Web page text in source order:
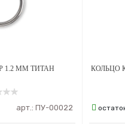
1.2 ММ ТИТАН
арт.: ПУ-00022
КОЛЬЦО